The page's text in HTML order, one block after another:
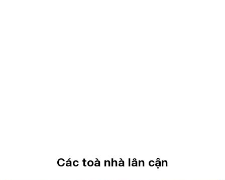
Các toà nhà lân cận